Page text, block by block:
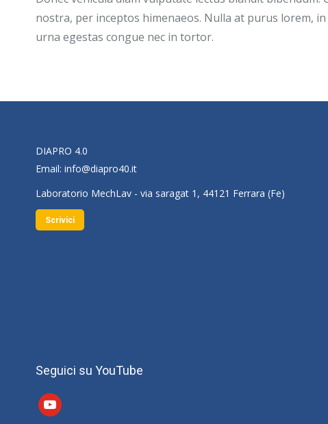
nostra, per inceptos himenaeos. Nulla at purus lorem,
urna egestas congue nec in tortor.
DIAPRO 4.0
Email: info@diapro40.it
Laboratorio MechLav - via saragat 1, 44121 Ferrara (Fe)
Scrivici
Seguici su YouTube
youtube